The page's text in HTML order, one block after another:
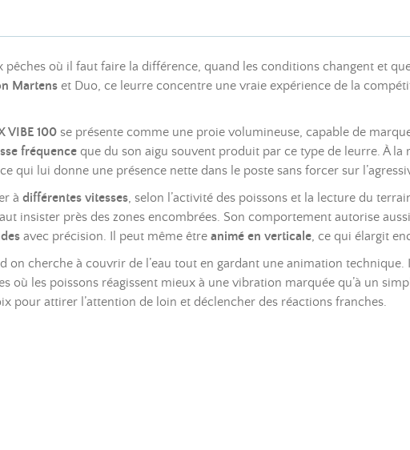
pêches où il faut faire la différence, quand les conditions changent et
Martens et Duo, ce leurre concentre une vraie expérience de la
VIBE 100 se présente comme une proie volumineuse, capable de
fréquence que du son aigu souvent produit par ce type de leurre. À la
qui lui donne une présence nette dans le poste sans forcer sur
à différentes vitesses, selon l’activité des poissons et la lecture du
insister près des zones encombrées. Son comportement autorise
avec précision. Il peut même être animé en verticale, ce qui élargit
on cherche à couvrir de l’eau tout en gardant une animation
où les poissons réagissent mieux à une vibration marquée qu’à un
pour attirer l’attention de loin et déclencher des réactions franches.